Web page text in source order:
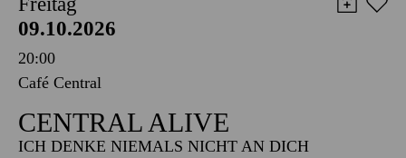
SCHAUSPIEL ESSEN
Freitag
09.10.2026
20:00
Café Central